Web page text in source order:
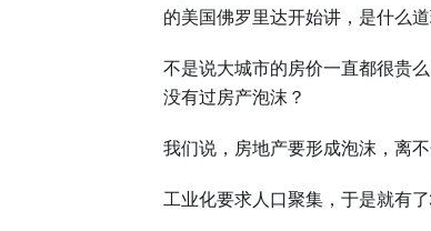
的美国佛罗里达开始讲，是什么道
不是说大城市的房价一直都很贵
没有过房产泡沫？
我们说，房地产要形成泡沫，离
工业化要求人口聚集，于是就有了